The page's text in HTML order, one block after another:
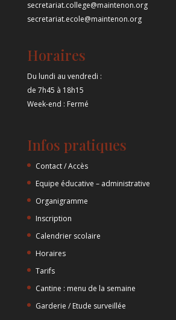
secretariat.college@maintenon.org
secretariat.ecole@maintenon.org
Horaires
Du lundi au vendredi :
de 7h45 à 18h15
Week-end : Fermé
Infos pratiques
Contact / Accès
Equipe éducative – administrative
Organigramme
Inscription
Calendrier scolaire
Horaires
Tarifs
Cantine : menu de la semaine
Garderie / Etude surveillée